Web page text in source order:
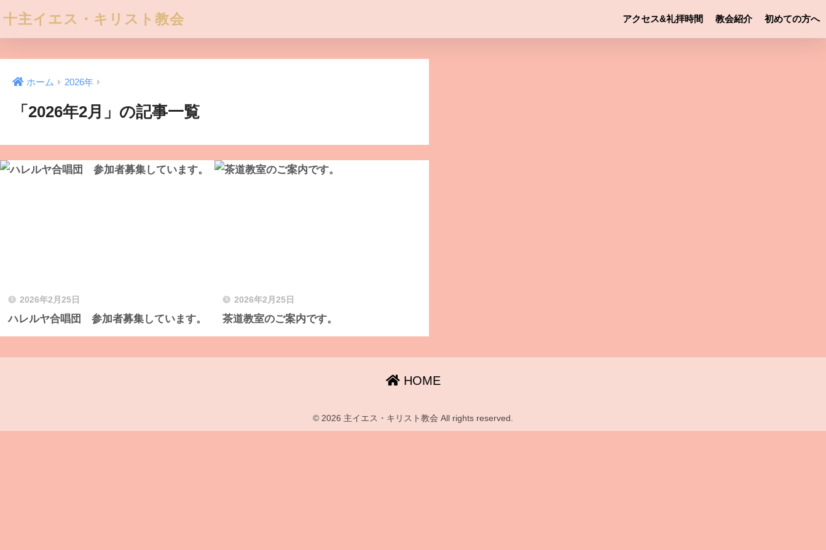
十主イエス・キリスト教会 アクセス&礼拝時間 教会紹介 初めての方へ
ホーム 2026年
「2026年2月」の記事一覧
2026年2月25日
ハレルヤ合唱団 参加者募集しています。
2026年2月25日
茶道教室のご案内です。
HOME
© 2026 主イエス・キリスト教会 All rights reserved.